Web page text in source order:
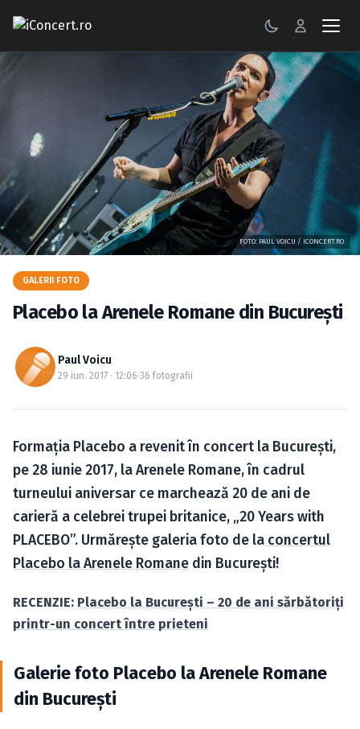
PETRECERI
ŞTIRI
RECENZII
GALERII FOTO
BILETE
Caută în site...
FOTO: PAUL VOICU / ICONCERT.RO
GALERII FOTO
Placebo la Arenele Romane din Bucureşti
Paul Voicu
29 iun. 2017 · 12:06·36 fotografii
Formaţia Placebo a revenit în concert la Bucureşti,
pe 28 iunie 2017, la Arenele Romane, în cadrul
turneului aniversar ce marchează 20 de ani de
carieră a celebrei trupei britanice, „20 Years with
PLACEBO”. Urmăreşte galeria foto de la concertul
Placebo la Arenele Romane din Bucureşti!
RECENZIE: Placebo la Bucureşti – 20 de ani sărbătoriţi
printr-un concert între prieteni
Galerie foto Placebo la Arenele Romane
din Bucureşti